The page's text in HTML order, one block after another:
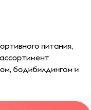
питания,
бодибилдингом и
принципами